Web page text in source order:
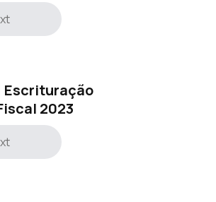
Escrituração
2023